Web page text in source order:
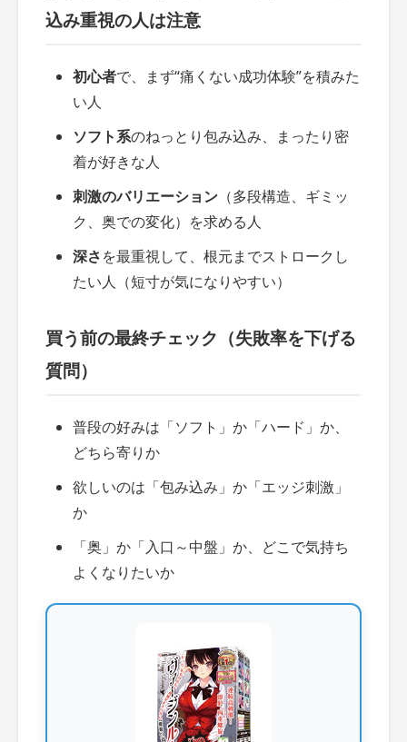
込み重視の人は注意
初心者で、まず“痛くない成功体験”を積みた
い人
ソフト系のねっとり包み込み、まったり密
着が好きな人
刺激のバリエーション （多段構造、ギミッ
ク、奥での変化）を求める人
深さを最重視して、根元までストロークし
たい人（短寸が気になりやすい）
買う前の最終チェック（失敗率を下げる
質問）
普段の好みは「ソフト」か「ハード」か、
どちら寄りか
欲しいのは「包み込み」か「エッジ刺激」
か
「奥」か「入口～中盤」か、どこで気持ち
よくなりたいか